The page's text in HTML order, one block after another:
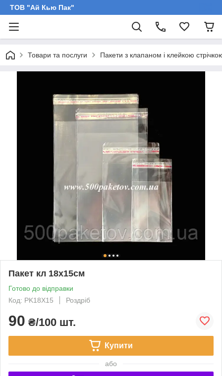
ТОВ "Ай Кью Пак"
Товари та послуги Пакети з клапаном і клейкою
Пакет кл 18х15см
Готово до відправки
Код: PK18X15
Роздріб
90 ₴/100 шт.
Купити
або